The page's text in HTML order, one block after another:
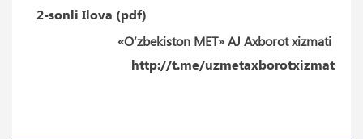
2-sonli Ilova (pdf)
«O‘zbekiston MET» AJ Axborot xizmati
http://t.me/uzmetaxborotxizmat